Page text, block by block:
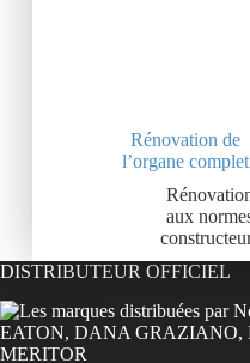
Rénovation de
l’organe complet
aux
DISTRIBUTEUR OFFICIEL